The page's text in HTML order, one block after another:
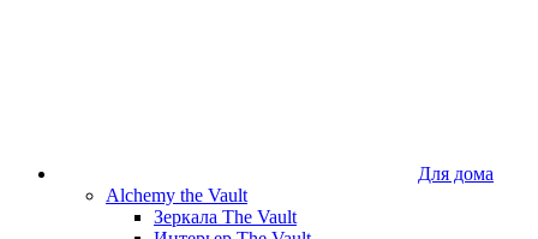
Для дома
Alchemy the Vault
Зеркала The Vault